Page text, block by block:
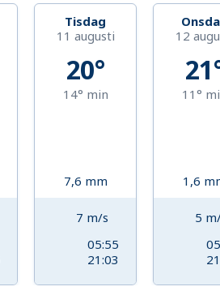
Tisdag
11 augusti
20°
14° min
7,6 mm
7 m/s
05:55
21:03
12
11°
1,6
5